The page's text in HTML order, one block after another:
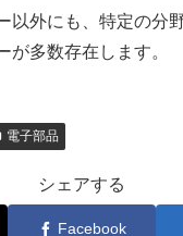
以外にも、特定の分
が多数存在します。
電子部品
シェアする
Facebook